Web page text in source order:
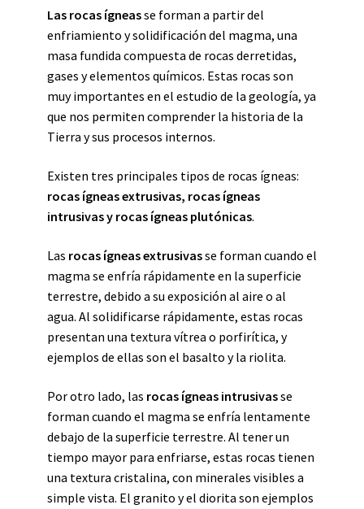
Las rocas ígneasse forman a partir del
enfriamiento y solidificación del magma, una
masa fundida compuesta de rocas derretidas,
gases y elementos químicos. Estas rocas son
muy importantes en el estudio de la geología, ya
que nos permiten comprender la historia de la
Tierra y sus procesos internos.
Existen tres principales tipos de rocas ígneas:
rocas ígneas extrusivas, rocas ígneas
intrusivas y rocas ígneas plutónicas.
Las rocas ígneas extrusivasse forman cuando el
magma se enfría rápidamente en la superficie
terrestre, debido a su exposición al aire o al
agua. Al solidificarse rápidamente, estas rocas
presentan una textura vítrea o porfirítica, y
ejemplos de ellas son el basalto y la riolita.
Por otro lado, las rocas ígneas intrusivasse
forman cuando el magma se enfría lentamente
debajo de la superficie terrestre. Al tener un
tiempo mayor para enfriarse, estas rocas tienen
una textura cristalina, con minerales visibles a
simple vista. El granito y el diorita son ejemplos